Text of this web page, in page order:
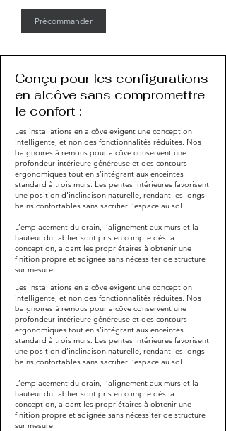
Précommander
Conçu pour les configurations
en alcôve sans compromettre
le confort :
Les installations en alcôve exigent une conception
intelligente, et non des fonctionnalités réduites. Nos
baignoires à remous pour alcôve conservent une
profondeur intérieure généreuse et des contours
ergonomiques tout en s’intégrant aux enceintes
standard à trois murs. Les pentes intérieures favorisent
une position d’inclinaison naturelle, rendant les longs
bains confortables sans sacrifier l’espace au sol.
L’emplacement du drain, l’alignement aux murs et la
hauteur du tablier sont pris en compte dès la
conception, aidant les propriétaires à obtenir une
finition propre et soignée sans nécessiter de structure
sur mesure.
Les installations en alcôve exigent une conception
intelligente, et non des fonctionnalités réduites. Nos
baignoires à remous pour alcôve conservent une
profondeur intérieure généreuse et des contours
ergonomiques tout en s’intégrant aux enceintes
standard à trois murs. Les pentes intérieures favorisent
une position d’inclinaison naturelle, rendant les longs
bains confortables sans sacrifier l’espace au sol.
L’emplacement du drain, l’alignement aux murs et la
hauteur du tablier sont pris en compte dès la
conception, aidant les propriétaires à obtenir une
finition propre et soignée sans nécessiter de structure
sur mesure.